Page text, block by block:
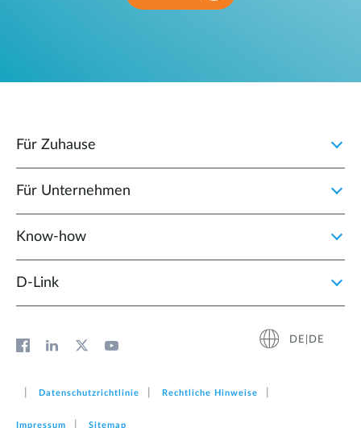
Für Zuhause
Für Unternehmen
Know-how
D‑Link
DE|DE
Datenschutzrichtlinie Rechtliche Hinweise
Impressum Sitemap